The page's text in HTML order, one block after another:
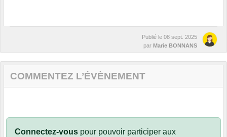
Publié le 08 sept. 2025
par Marie BONNANS
COMMENTEZ L’ÉVÈNEMENT
Connectez-vous pour pouvoir participer aux